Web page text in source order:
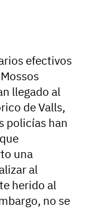
efectivos
llegado al
de Valls,
policías han
una
al
herido al
no se